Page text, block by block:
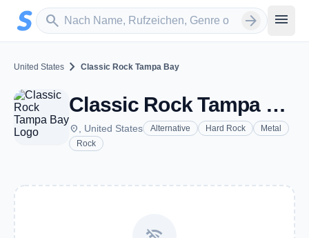
Zum Hauptinhalt springen
search
Sender suchen arrow_forward menu
United States chevron_right Classic Rock Tampa Bay
Classic Rock Tampa Bay
place , United States Alternative Hard Rock
Metal
Rock